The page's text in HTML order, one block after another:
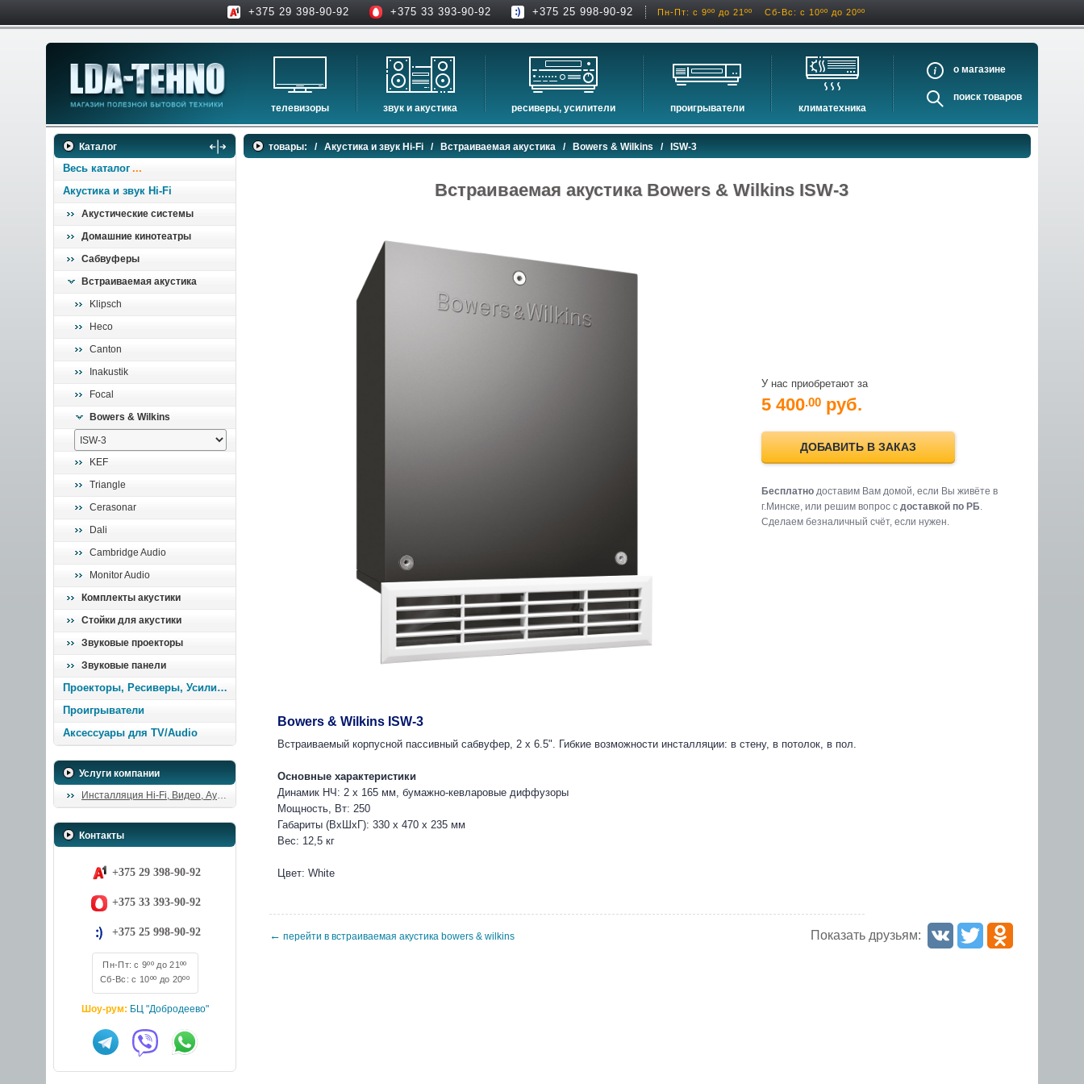
+375 29 398-90-92 +375 33 393-90-92 +375 25 998-90-92 Пн-Пт: с 9ºº до 21ºº Сб-Вс: с 10ºº до 20ºº
телевизоры
телевизоры
аксессуары для тв
звук и акустика
hi-fi акустика
музыкальные центры
комплекты акустики
звуковые проекторы
звуковые панели
ресиверы, усилители
проекторы
экраны для проекторов
преобразователи, накопители и др.
проигрыватели
сетевые проигрыватели
проигрыватели виниловых дисков
blu-ray проигрыватели
климатехника
кондиционеры
очистители и увлажнители воздуха
о
поиск
Каталог
Весь каталог
Акустика и звук Hi-Fi
Акустические системы
Домашние кинотеатры
Сабвуферы
Встраиваемая акустика
Klipsch
Heco
Canton
Inakustik
Focal
Bowers & Wilkins
KEF
Triangle
Cerasonar
Dali
Cambridge Audio
Monitor Audio
Комплекты акустики
Стойки для акустики
Звуковые проекторы
Звуковые панели
Проекторы, Ресиверы, Усилители
Проигрыватели
Аксессуары для TV/Audio
Услуги компании
Инсталляция Hi-Fi, Видео, Аудио
Контакты
+375 29 398-90-92
+375 33 393-90-92
+375 25 998-90-92
Пн-Пт: с 9ºº до 21ºº
Сб-Вс: с 10ºº до 20ºº
Шоу-рум: БЦ "Добродеево"
товары: / Акустика и звук Hi-Fi / Встраиваемая акустика / Bowers & Wilkins / ISW-3
Встраиваемая акустика Bowers & Wilkins ISW-3
У нас приобретают за
5 400.00 руб.
ДОБАВИТЬ В ЗАКАЗ
Бесплатнодоставим Вам домой, если Вы живёте в
г.Минске, или решим вопрос с доставкой по РБ.
Cделаем безналичный счёт, если нужен.
Bowers & Wilkins ISW-3
Встраиваемый корпусной пассивный сабвуфер, 2 x 6.5". Гибкие возможности инсталляции: в стену, в потолок, в пол.
Основные характеристики
Динамик НЧ: 2 х 165 мм, бумажно-кевларовые диффузоры
Мощность, Вт: 250
Габариты (ВхШхГ): 330 x 470 x 235 мм
Вес: 12,5 кг
Цвет: White
Показать друзьям:
← перейти в встраиваемая акустика bowers & wilkins